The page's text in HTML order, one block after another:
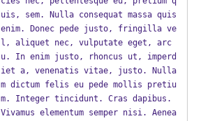
uis, sem. Nulla consequat massa quis
enim. Donec pede justo, fringilla ve
l, aliquet nec, vulputate eget, arc
u. In enim justo, rhoncus ut, imperd
iet a, venenatis vitae, justo. Nulla
m dictum felis eu pede mollis pretiu
m. Integer tincidunt. Cras dapibus.
Vivamus elementum semper nisi. Aenea